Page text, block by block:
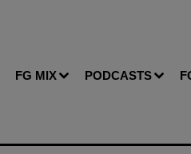
FG MIX PODCASTS